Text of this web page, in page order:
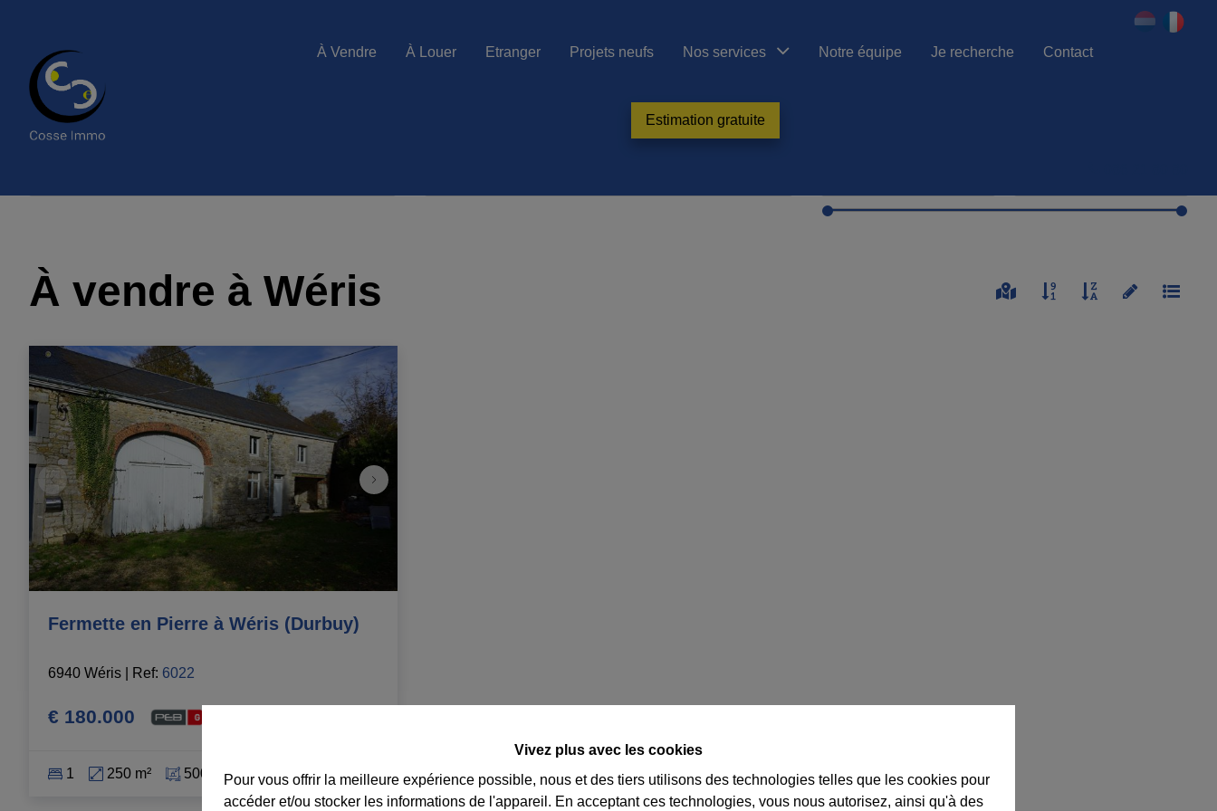
Vivez plus avec les cookies
Pour vous offrir la meilleure expérience possible, nous et des tiers utilisons des technologies telles que les cookies pour
accéder et/ou stocker les informations de l'appareil. En acceptant ces technologies, vous nous autorisez, ainsi qu'à des
À Vendre À Louer Etranger Projets neufs Nos services Notre équipe Je recherche Contact
Estimation gratuite
À vendre à Wéris
Fermette en Pierre à Wéris (Durbuy)
6940 Wéris Ref: 6022
€ 180.000
1 250 m² 500 m² 3